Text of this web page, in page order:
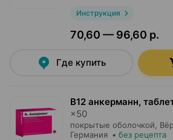
Инструкция
70,60 — 96,60 р.
Где купить
В12 анкерманн,
×50
покрытые оболочкой,
Германия • без рецепта